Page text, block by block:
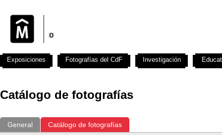
Catálogo de fotografías
General Catálogo de fotografías
Exposiciones Fotografías del CdF Investigación